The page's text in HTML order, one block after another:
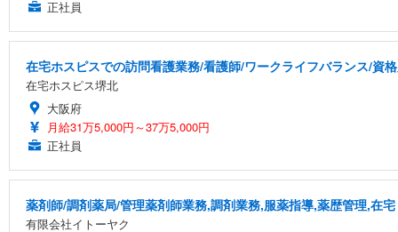
正社員
在宅ホスピスでの訪問看護業務/看護師/ワークライフバランス/資
在宅ホスピス堺北
大阪府
月給31万5,000円～37万5,000円
正社員
薬剤師/調剤薬局/管理薬剤師業務,調剤業務,服薬指導,薬歴管理,在宅
有限会社イトーヤク